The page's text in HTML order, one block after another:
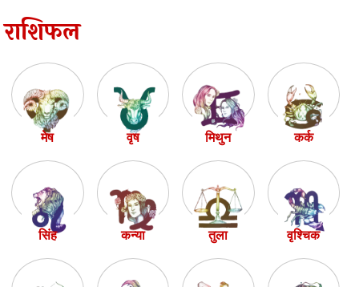
राशिफल
मेष वृष मिथुन कर्क
सिंह कन्या तुला वृश्चिक